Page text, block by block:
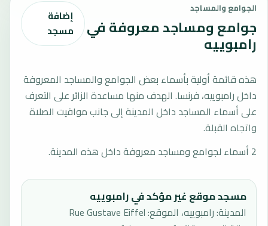
الجوامع والمساجد
جوامع ومساجد معروفة في
رامبوييه
إضافة
مسجد
هذه قائمة أولية بأسماء بعض الجوامع والمساجد المعروفة
داخل رامبوييه، فرنسا. الهدف منها مساعدة الزائر على التعرف
على أسماء المساجد داخل المدينة إلى جانب مواقيت الصلاة
واتجاه القبلة.
2 أسماء لجوامع ومساجد معروفة داخل هذه المدينة.
مسجد موقع غير مؤكد في رامبوييه
المدينة: رامبوييه، الموقع: Rue Gustave Eiffel